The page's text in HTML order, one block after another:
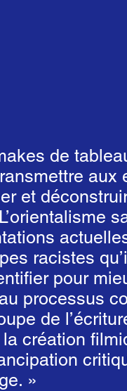
de
aux
et
racistes
pour
processus
de
création
»